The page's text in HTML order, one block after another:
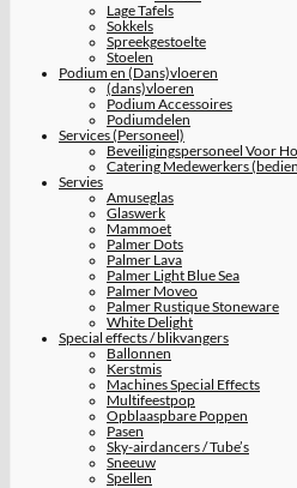
Lage Tafels
Sokkels
Spreekgestoelte
Stoelen
Podium en (Dans)vloeren
(dans)vloeren
Podium Accessoires
Podiumdelen
Services (Personeel)
Beveiligingspersoneel Voor
Catering Medewerkers
Servies
Amuseglas
Glaswerk
Mammoet
Palmer Dots
Palmer Lava
Palmer Light Blue Sea
Palmer Moveo
Palmer Rustique Stoneware
White Delight
Special effects / blikvangers
Ballonnen
Kerstmis
Machines Special Effects
Multifeestpop
Opblaaspbare Poppen
Pasen
Sky-airdancers / Tube’s
Sneeuw
Spellen